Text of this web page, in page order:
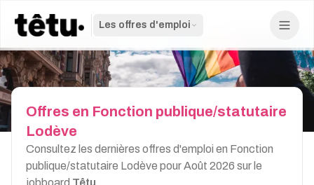
Les offres d'emploi
Offres en Fonction publique/statutaire
Lodève
Consultez les dernières offres d'emploi en Fonction
publique/statutaire Lodève pour Août 2026 sur le
jobboard Têtu